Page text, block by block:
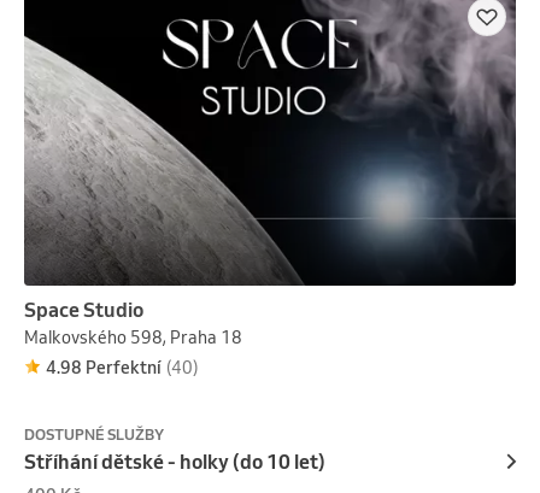
Space Studio
Malkovského 598, Praha 18
4.98 Perfektní (40)
DOSTUPNÉ SLUŽBY
Stříhání dětské - holky (do 10 let)